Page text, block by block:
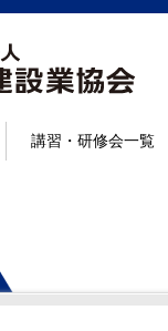
講習・研修会一覧